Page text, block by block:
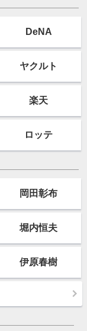
DeNA
ヤクルト
楽天
ロッテ
岡田彰布
堀内恒夫
伊原春樹